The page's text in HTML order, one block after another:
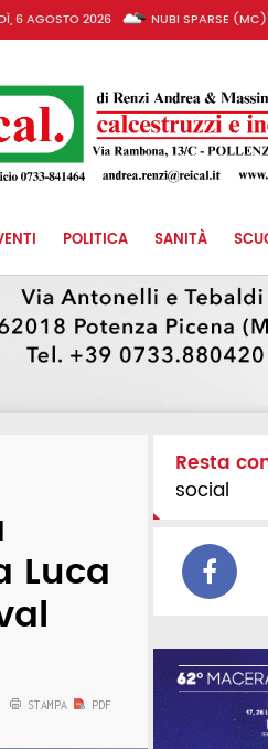
6 AGOSTO 2026 NUBI SPARSE (MC)
POLITICA SANITÀ
Luca
STAMPA PDF
Resta
social